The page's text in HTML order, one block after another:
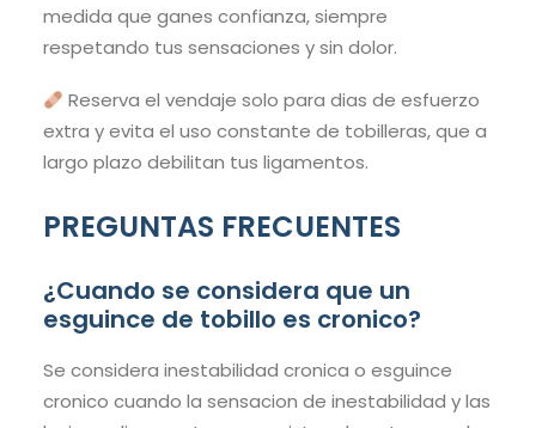
medida que ganes confianza, siempre
respetando tus sensaciones y sin dolor.
Reserva el vendaje solo para dias de esfuerzo
extra y evita el uso constante de tobilleras, que a
largo plazo debilitan tus ligamentos.
PREGUNTAS FRECUENTES
¿Cuando se considera que un
esguince de tobillo es cronico?
Se considera inestabilidad cronica o esguince
cronico cuando la sensacion de inestabilidad y las